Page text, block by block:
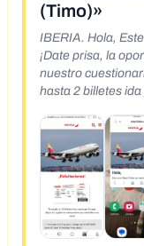
(Timo)»
IBERIA. Hola,
¡Date prisa, la
nuestro
hasta 2 billetes